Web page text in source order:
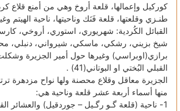
كوركيل وإعمالها، قلعة أروخ وهي من أمنع قلاع
طنـزي وقلعتها، قلعة فَنَك وناحيتها، ناحية الهيتم
القبائل الكُردية: شهريوري، استوري، أروخي،
شيخ بزيني، رشكي، ماسكي، شيرواني، دنبلي،
برازي(اوبراسي) وغيرها حول أمير الجزيرة
القبلي البُختي او البوتاني(41) .
الجزيرة معاقل وقلاع محصنة ولها نواح مزدهرة
منها أسماء أربعة عشر قلعة وناحية هي:
1- ناحية (قلعة گـو رگـيل – جوردقيل) والعشائر